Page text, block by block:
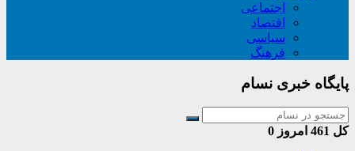
اجتماعی
اقتصاد
سیاسی
فرهنگ
پایگاه خبری نسام
کل امروز 0